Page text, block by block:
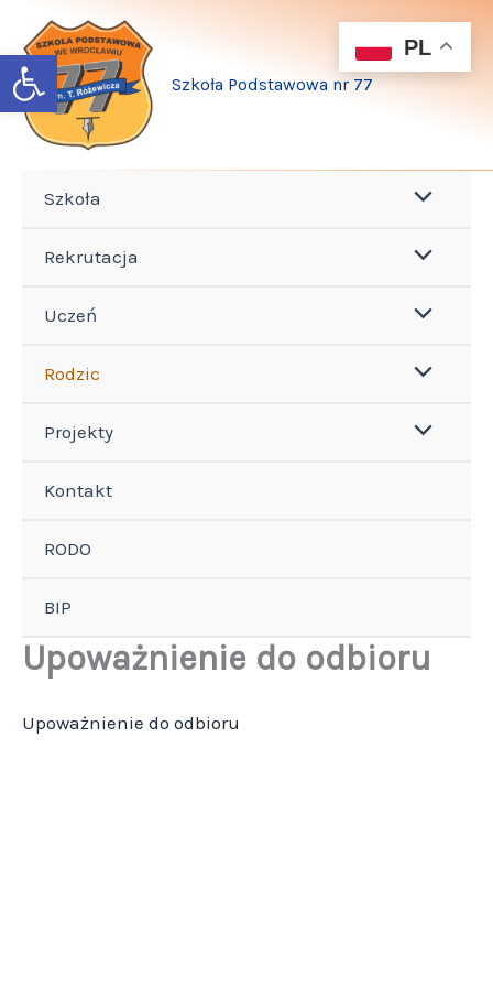
Open toolbar
Przejdź
treści
Szkoła Podstawowa nr 77
Szkoła
Rekrutacja
Uczeń
Rodzic
Projekty
Kontakt
RODO
BIP
Upoważnienie do odbioru
Upoważnienie do odbioru
PL